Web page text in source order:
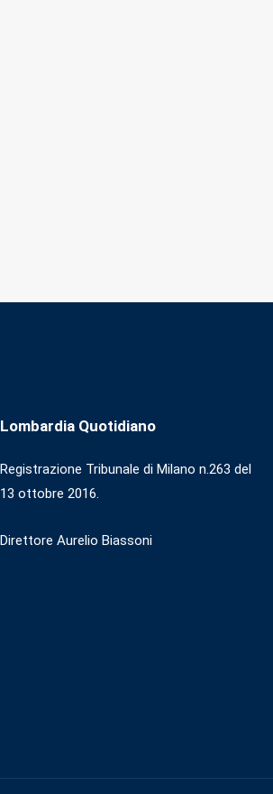
Lombardia Quotidiano
Registrazione Tribunale di Milano n.263 del
13 ottobre 2016.
Direttore Aurelio Biassoni